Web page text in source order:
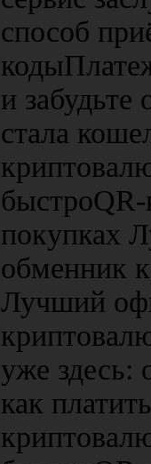
способ
и забудьте
стала
покупках
обменник
Лучший
уже здесь:
как